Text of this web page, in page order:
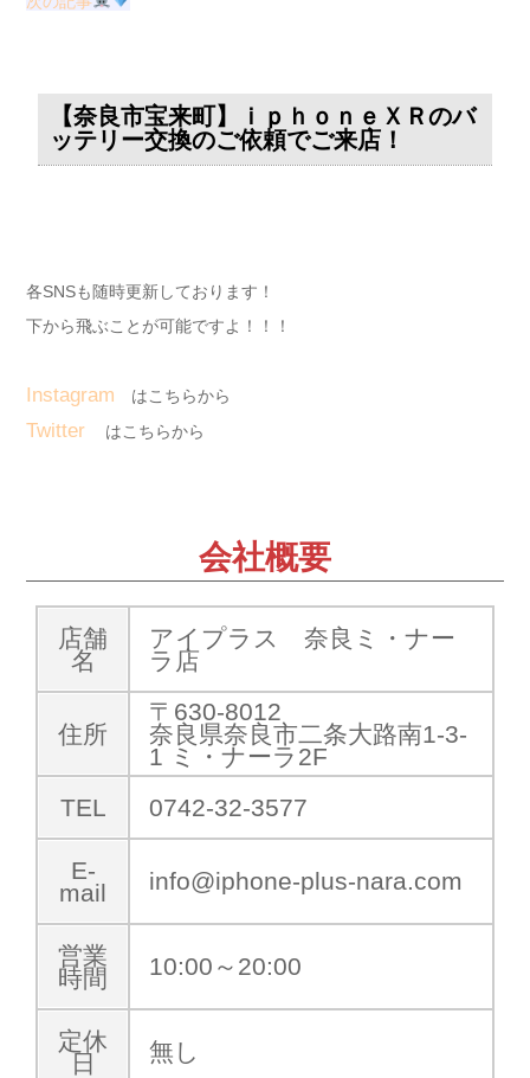
【奈良市宝来町】ｉｐｈｏｎｅＸＲのバ
ッテリー交換のご依頼でご来店！
各SNSも随時更新しております！
下から飛ぶことが可能ですよ！！！
Instagram はこちらから
Twitter はこちらから
会社概要
店舗
名
アイプラス 奈良ミ・ナー
ラ店
住所
〒630-8012
奈良県奈良市二条大路南1-3-
1 ミ・ナーラ2F
TEL
0742-32-3577
E-
mail
info@iphone-plus-nara.com
営業
時間
10:00～20:00
定休
日
無し